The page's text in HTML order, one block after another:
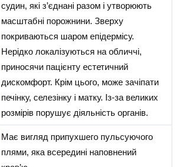
судин, які з’єднані разом і утворюють
масштабні порожнини. Зверху
покриваються шаром епідермісу.
Нерідко локалізуються на обличчі,
приносячи пацієнту естетичний
дискомфорт. Крім цього, може зачіпати
печінку, селезінку і матку. Із-за великих
розмірів порушує діяльність органів.
Має вигляд припухшего пульсуючого
плями, яка всередині наповнений